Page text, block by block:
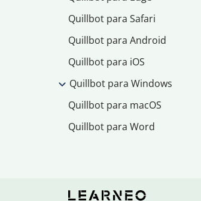
Quillbot para Safari
Quillbot para Android
Quillbot para iOS
Quillbot para Windows
Quillbot para macOS
Quillbot para Word